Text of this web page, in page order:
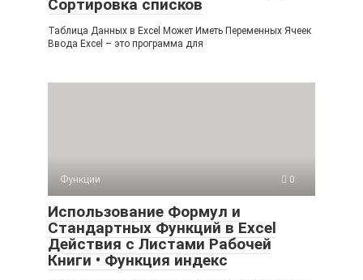
Сортировка списков
Таблица Данных в Excel Может Иметь Переменных Ячеек
Ввода Excel – это программа для
Функции 0
Использование Формул и
Стандартных Функций в Excel
Действия с Листами Рабочей
Книги • Функция индекс